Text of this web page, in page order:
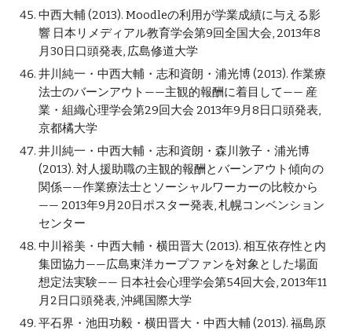
中西大輔 (2013). Moodleの利用が学業成績に与える影
響 日本リメディアル教育学会第9回全国大会, 2013年8
月30日口頭発表, 広島修道大学
井川純一・中西大輔・志和資朗・浦光博 (2013). 作業療
法士のバーンアウト——主観的報酬に着目して—— 産
業・組織心理学会第29回大会 2013年9月8日口頭発表,
京都橘大学
井川純一・中西大輔・志和資朗・森川敦子・浦光博
(2013). 対人援助職の主観的報酬とバーンアウト傾向の
関係——作業療法士とソーシャルワーカーの比較から
—— 2013年9月20日ポスター発表, 札幌コンベンション
センター
中川裕美・中西大輔・横田晋大 (2013). 相互依存性と内
集団協力——広島東洋カープファンを対象とした場面
想定法実験—— 日本社会心理学会第54回大会, 2013年11
月2日口頭発表, 沖縄国際大学
平石界・池田功毅・横田晋大・中西大輔 (2013). 福島原